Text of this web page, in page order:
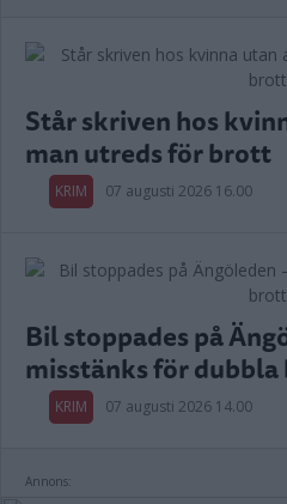
Står skriven hos
man utreds för brott
KRIM 07 augusti 2026 16.00
Bil stoppades på
misstänks för
KRIM 07 augusti 2026 14.00
Annons: